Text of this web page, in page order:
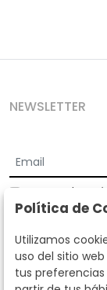
NEWSLETTER
Acepto los
privacidad
Según la LOPD y
datos personales
finalidad de
derechos de
Política de
Utilizamos
uso del sitio
tus